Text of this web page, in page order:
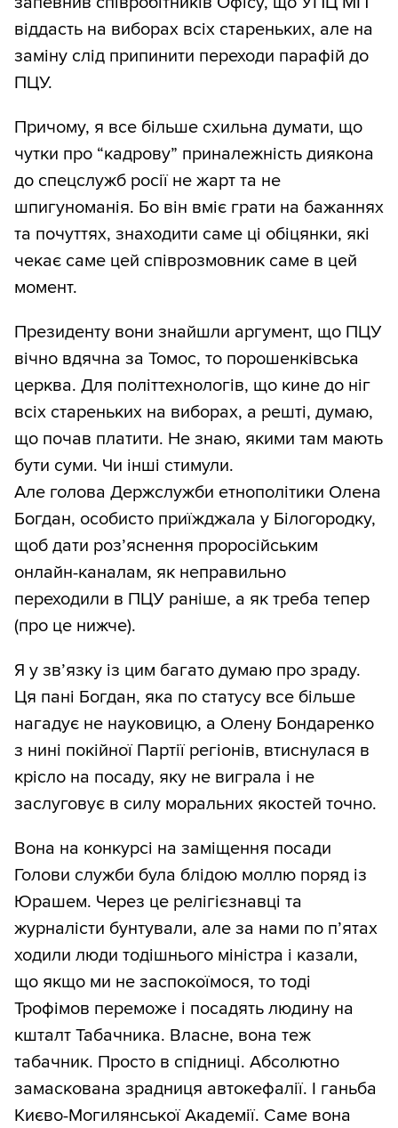
віддасть на виборах всіх стареньких, але на
заміну слід припинити переходи парафій до
ПЦУ.
Причому, я все більше схильна думати, що
чутки про “кадрову” приналежність диякона
до спецслужб росії не жарт та не
шпигуноманія. Бо він вміє грати на бажаннях
та почуттях, знаходити саме ці обіцянки, які
чекає саме цей співрозмовник саме в цей
момент.
Президенту вони знайшли аргумент, що ПЦУ
вічно вдячна за Томос, то порошенківська
церква. Для політтехнологів, що кине до ніг
всіх стареньких на виборах, а решті, думаю,
що почав платити. Не знаю, якими там мають
бути суми. Чи інші стимули.
Але голова Держслужби етнополітики Олена
Богдан, особисто приїжджала у Білогородку,
щоб дати роз’яснення проросійським
онлайн-каналам, як неправильно
переходили в ПЦУ раніше, а як треба тепер
(про це нижче).
Я у зв’язку із цим багато думаю про зраду.
Ця пані Богдан, яка по статусу все більше
нагадує не науковицю, а Олену Бондаренко
з нині покійної Партії регіонів, втиснулася в
крісло на посаду, яку не виграла і не
заслуговує в силу моральних якостей точно.
Вона на конкурсі на заміщення посади
Голови служби була блідою моллю поряд із
Юрашем. Через це релігієзнавці та
журналісти бунтували, але за нами по п’ятах
ходили люди тодішнього міністра і казали,
що якщо ми не заспокоїмося, то тоді
Трофімов переможе і посадять людину на
кшталт Табачника. Власне, вона теж
табачник. Просто в спідниці. Абсолютно
замаскована зрадниця автокефалії. І ганьба
Києво-Могилянської Академії. Саме вона